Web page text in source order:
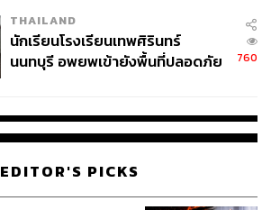
จ่ายหนี้-แอบระบุแบรนด์
THAILAND
นักเรียนโรงเรียนเทพศิรินทร์
นนทบุรี อพยพเข้ายังพื้นที่ปลอดภัย
760
EDITOR'S PICKS